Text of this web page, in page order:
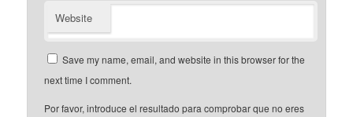
Website
Save my name, email, and website in this browser for the
next time I comment.
Por favor, introduce el resultado para comprobar que no eres